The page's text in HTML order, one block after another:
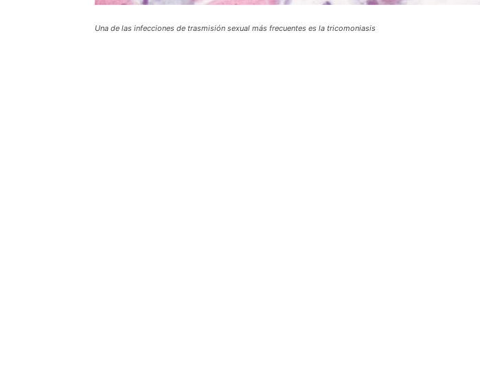
Una de las infecciones de trasmisión sexual más frecuentes es la tricomoniasis